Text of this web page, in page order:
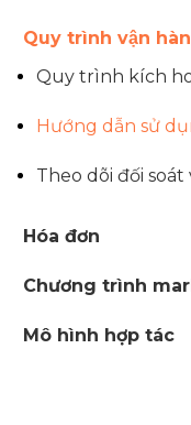
Quy trình vận
Quy trình kích
Hướng dẫn sử
Theo dõi đối
Hóa đơn
Chương trình
Mô hình hợp tác